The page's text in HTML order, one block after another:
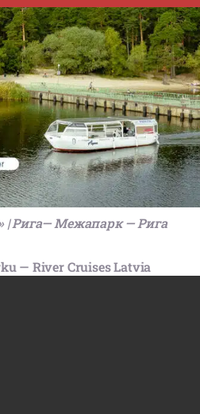
| Рига— Межапарк — Рига
— River Cruises Latvia